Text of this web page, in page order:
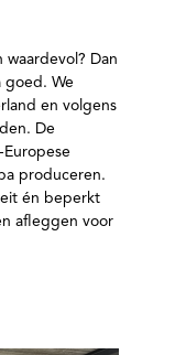
Dan
We
en volgens
De
produceren.
én beperkt
afleggen voor